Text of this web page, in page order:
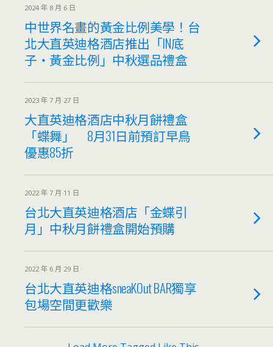
2024 年 8 月 6 日
中世界名畫的黃金比例美學！台
北大直英迪格酒店推出「IN底
子・黃金比例」中秋選品禮盒
2023 年 7 月 27 日
大直英迪格酒店中秋月餅禮盒
「蝶舞」 8月31日前預訂早鳥
優惠85折
2022 年 7 月 11 日
台北大直英迪格酒店「金蝶引
月」中秋月餅禮盒開始預購
2022 年 6 月 29 日
台北大直英迪格sneaKOut BAR獨享
包場空間更歡樂